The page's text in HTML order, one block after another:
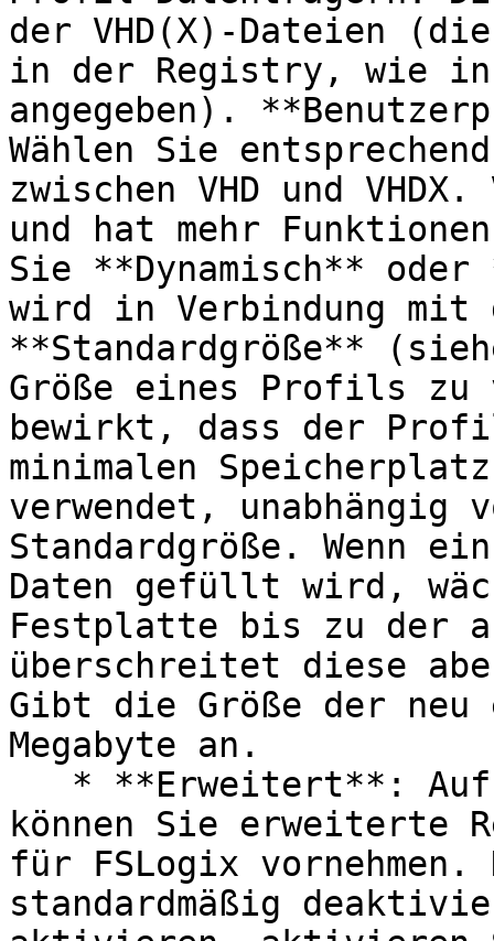
der VHD(X)-Dateien
in der Registry, wie in
angegeben).
Wählen Sie
zwischen VHD und
und hat mehr
Sie **Dynamisch**
wird in Verbindung mit
**Standardgröße**
Größe eines Profils zu
bewirkt, dass der
minimalen
verwendet, unabhängig
Standardgröße. Wenn
Daten gefüllt wird,
Festplatte bis zu der
überschreitet diese
Gibt die Größe der
Megabyte an.
können Sie erweiterte
für FSLogix
standardmäßig